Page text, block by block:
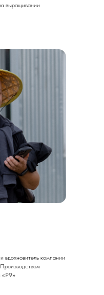
выращивании
вдохновитель компании
«Р9»